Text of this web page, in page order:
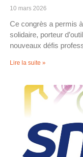
10 mars 2026
Ce congrès a permis
solidaire, porteur
nouveaux défis
Lire la suite »